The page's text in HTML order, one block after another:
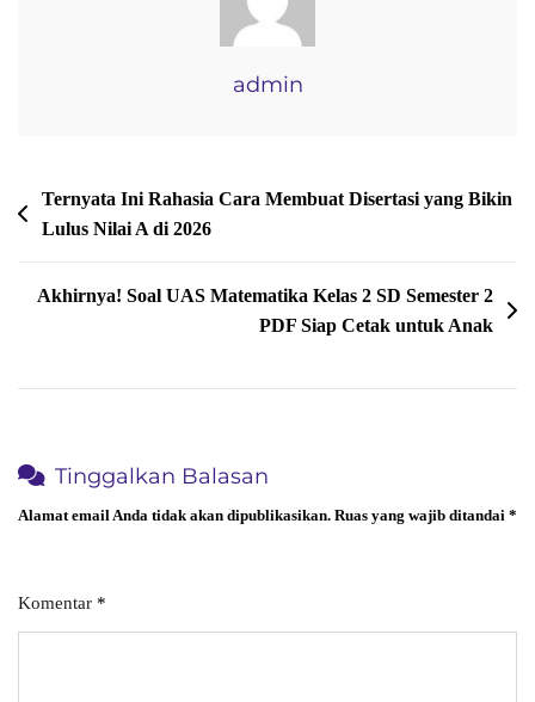
Yang
Jarang
Diketahui
admin
Navigasi
pos
Ternyata Ini Rahasia Cara Membuat Disertasi yang Bikin
Lulus Nilai A di 2026
Akhirnya! Soal UAS Matematika Kelas 2 SD Semester 2
PDF Siap Cetak untuk Anak
Tinggalkan Balasan
Alamat email Anda tidak akan dipublikasikan. Ruas yang wajib ditandai *
Komentar *